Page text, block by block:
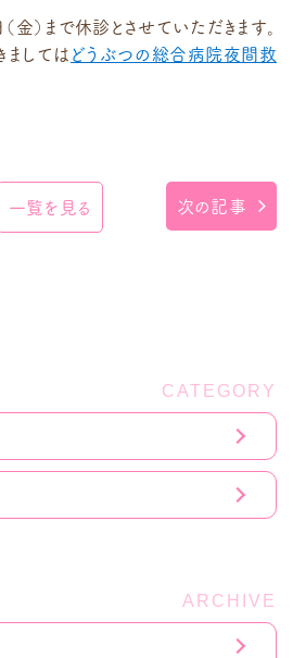
金）まで休診とさせていただきます。
してはどうぶつの総合病院夜間救
一覧を見る 次の記事